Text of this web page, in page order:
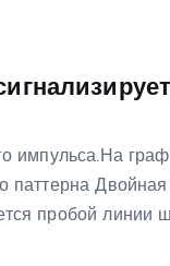
импульса.На
паттерна
пробой линии